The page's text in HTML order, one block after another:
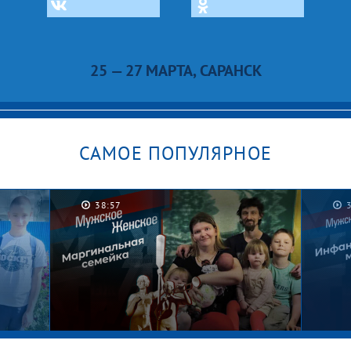
25 — 27 МАРТА, САРАНСК
САМОЕ ПОПУЛЯРНОЕ
38:57